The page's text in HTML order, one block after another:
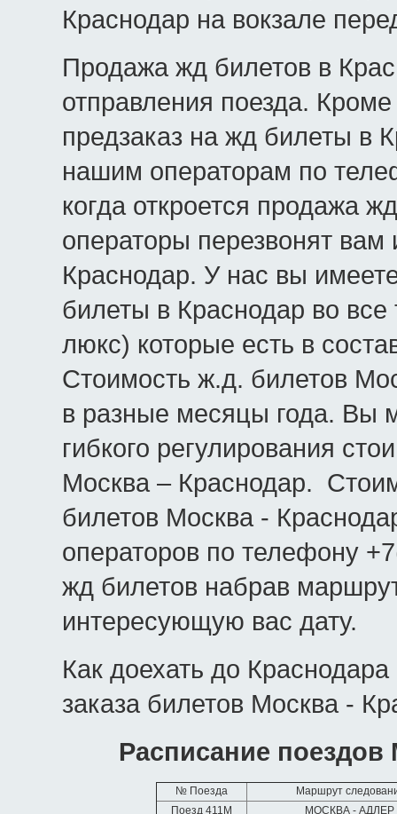
Краснодар на вокзале
Продажа жд билетов в
отправления поезда.
предзаказ на жд билеты в
нашим операторам по
когда откроется продажа
операторы перезвонят
Краснодар. У нас вы
билеты в Краснодар во все
люкс) которые есть в
Стоимость ж.д. билетов
в разные месяцы года. Вы
гибкого регулирования
Москва – Краснодар.
билетов Москва -
операторов по телефону
жд билетов набрав
интересующую вас дату.
Как доехать до
заказа билетов Москва -
Расписание
№ Поезда
Маршрут
Поезд 411М
МОСКВА - АДЛЕР